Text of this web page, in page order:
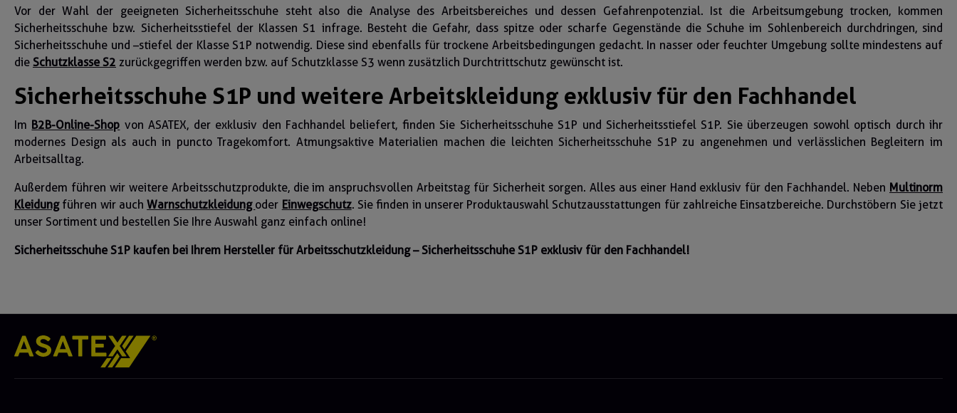
Vor der Wahl der geeigneten Sicherheitsschuhe steht also die Analyse des Arbeitsbereiches und dessen Gefahrenpotenzial. Ist die Arbeitsumgebung trocken, kommen
Sicherheitsschuhe bzw. Sicherheitsstiefel der Klassen S1 infrage. Besteht die Gefahr, dass spitze oder scharfe Gegenstände die Schuhe im Sohlenbereich durchdringen, sind
Sicherheitsschuhe und –stiefel der Klasse S1P notwendig. Diese sind ebenfalls für trockene Arbeitsbedingungen gedacht. In nasser oder feuchter Umgebung sollte mindestens auf
die Schutzklasse S2 zurückgegriffen werden bzw. auf Schutzklasse S3 wenn zusätzlich Durchtrittschutz gewünscht ist.
Sicherheitsschuhe S1P und weitere Arbeitskleidung exklusiv für den Fachhandel
Im B2B-Online-Shop von ASATEX, der exklusiv den Fachhandel beliefert, finden Sie Sicherheitsschuhe S1P und Sicherheitsstiefel S1P. Sie überzeugen sowohl optisch durch ihr
modernes Design als auch in puncto Tragekomfort. Atmungsaktive Materialien machen die leichten Sicherheitsschuhe S1P zu angenehmen und verlässlichen Begleitern im
Arbeitsalltag.
Außerdem führen wir weitere Arbeitsschutzprodukte, die im anspruchsvollen Arbeitstag für Sicherheit sorgen. Alles aus einer Hand exklusiv für den Fachhandel. Neben Multinorm
Kleidungführen wir auchWarnschutzkleidung oder Einwegschutz. Sie finden in unserer Produktauswahl Schutzausstattungen für zahlreiche Einsatzbereiche. Durchstöbern Sie jetzt
unser Sortiment und bestellen Sie Ihre Auswahl ganz einfach online!
Sicherheitsschuhe S1P kaufen bei Ihrem Hersteller für Arbeitsschutzkleidung – Sicherheitsschuhe S1P exklusiv für den Fachhandel!